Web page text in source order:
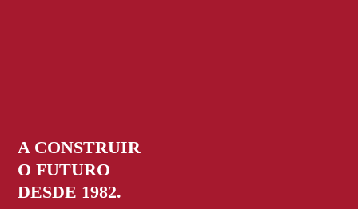
A CONSTRUIR
O FUTURO
DESDE 1982.